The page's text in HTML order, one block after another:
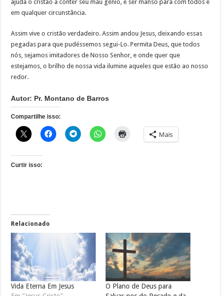
ajuda o cristão a conter seu mau gênio, e ser manso para com todos e
em qualquer circunstância.
Assim vive o cristão verdadeiro. Assim andou Jesus, deixando essas
pegadas para que pudéssemos segui-Lo. Permita Deus, que todos
nós, sejamos imitadores de Nosso Senhor, e onde quer que
estejamos, o brilho de nossa vida ilumine aqueles que estão ao nosso
redor.
Autor: Pr. Montano de Barros
Compartilhe isso:
Mais
Curtir isso:
Relacionado
Vida Eterna Em Jesus
O Plano de Deus para